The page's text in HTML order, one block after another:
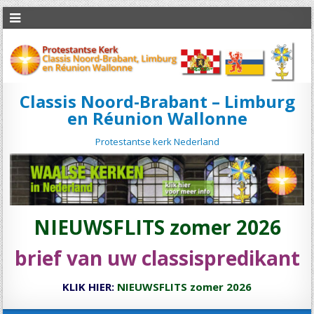
Classis Noord-Brabant – Limburg
en Réunion Wallonne
Protestantse kerk Nederland
NIEUWSFLITS zomer 2026
brief van uw classispredikant
KLIK HIER: NIEUWSFLITS zomer 2026